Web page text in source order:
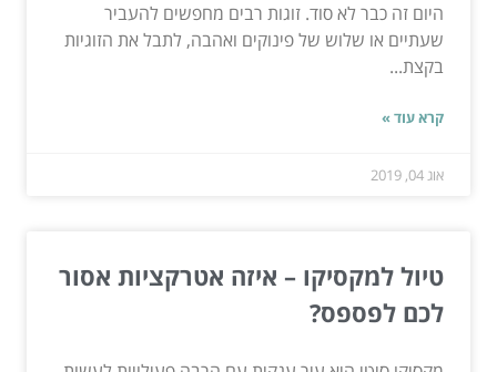
היום זה כבר לא סוד. זוגות רבים מחפשים להעביר
שעתיים או שלוש של פינוקים ואהבה, לתבל את הזוגיות
בקצת...
קרא עוד »
אוג 04, 2019
טיול למקסיקו – איזה אטרקציות אסור
לכם לפספס?